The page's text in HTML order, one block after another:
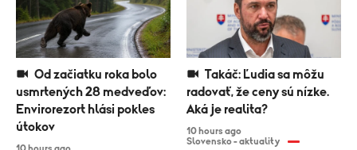
usmrtených 28 medveďov:
Envirorezort hlási pokles
útokov
radovať, že ceny sú nízke.
Aká je realita?
10 hours ago
Slovensko - aktuality